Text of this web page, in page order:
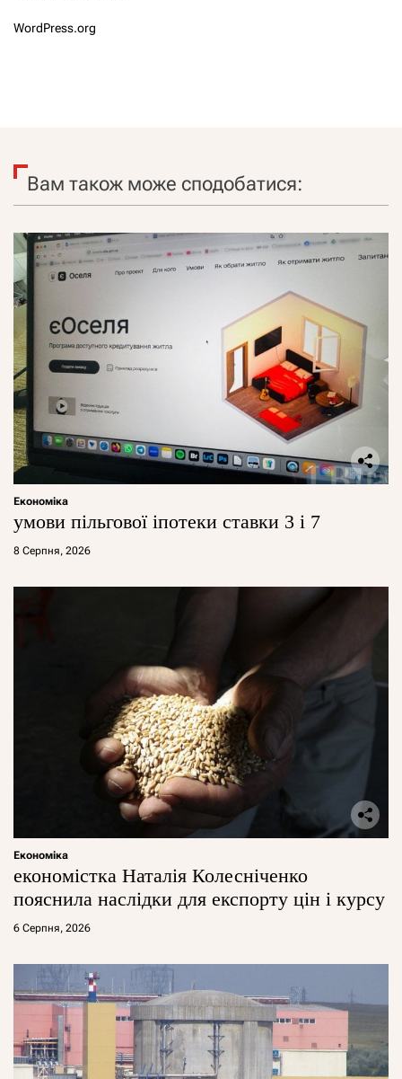
WordPress.org
Вам також може сподобатися:
Економіка
умови пільгової іпотеки ставки 3 і 7
8 Серпня, 2026
Економіка
економістка Наталія Колесніченко
пояснила наслідки для експорту цін і курсу
6 Серпня, 2026